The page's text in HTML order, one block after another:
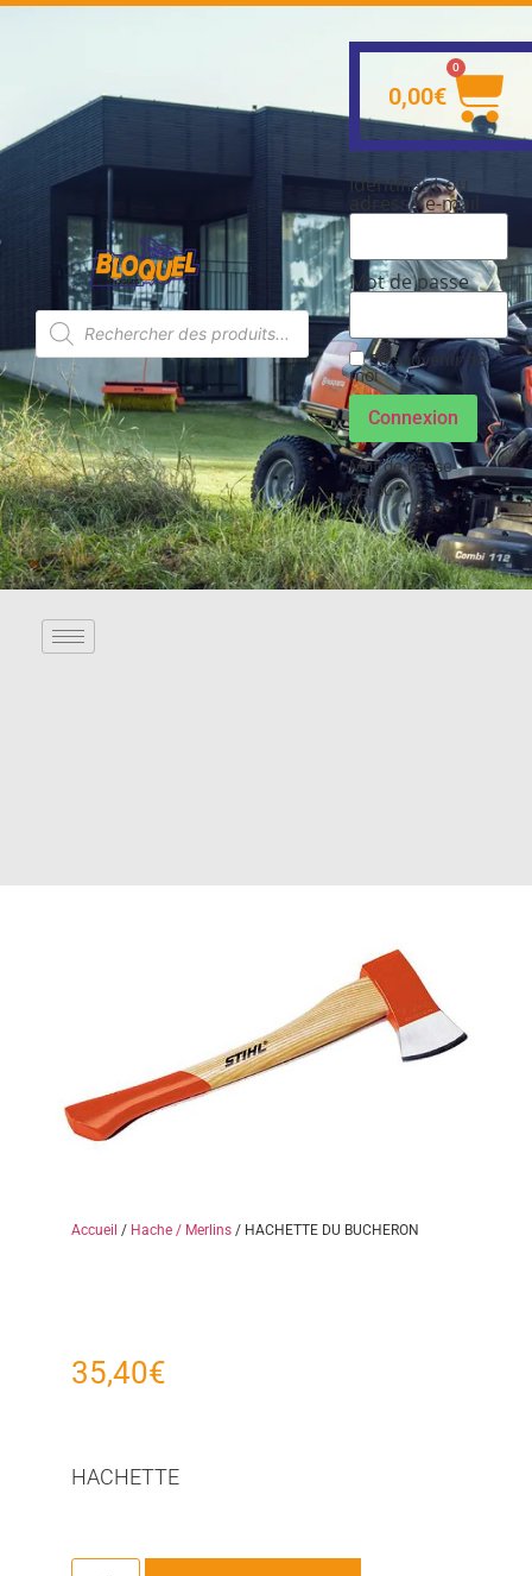
0,00€
0
Identifiant ou
adresse e-mail
Mot de passe
Se souvenir de
moi
Connexion
Mot de passe
perdu ?
Accueil / Hache / Merlins / HACHETTE DU BUCHERON
35,40€
HACHETTE